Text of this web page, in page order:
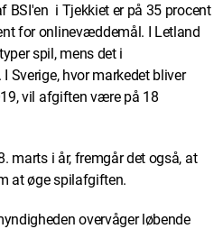
BSI'en i Tjekkiet er på 35 procent
for onlinevæddemål. I Letland
spil, mens det i
Sverige, hvor markedet bliver
vil afgiften være på 18
marts i år, fremgår det også, at
at øge spilafgiften.
overvåger løbende